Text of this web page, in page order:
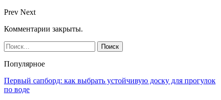
Prev Next
Комментарии закрыты.
Популярное
Первый сапборд: как выбрать устойчивую доску для прогулок
по воде